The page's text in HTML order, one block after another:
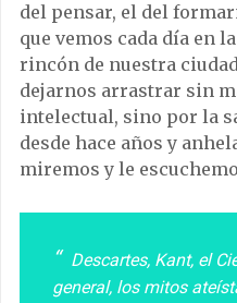
del pensar, el del
que vemos cada día en
rincón de nuestra
dejarnos arrastrar sin
intelectual, sino por la
desde hace años y
miremos y le
Descartes, Kant, el
general, los mitos